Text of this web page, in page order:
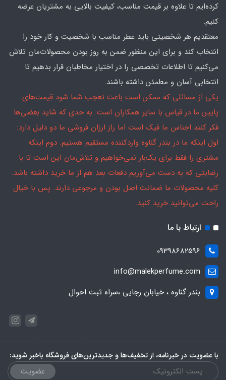
کرده‌ایم تا علاوه بر قیمت مناسب، کیفیت بالایی به مشتریان عرضه
کنیم.
معتقدیم هر شخصیتی باید عطر مناسب با شخصیت و کار خود را
انتخاب کند و برای این منظور ضمن به روز بودن محصولات‌مان تلاش
می‌کنیم تا اطلاعات تخصصی را در اختیار مخاطبان قرار بدهیم تا
انتخابی آسان و مطمئن داشته باشند.
یکی از مسائلی که ممکن است باعث تعجب شما شود قیمت‌های
پایین ما در قیاس با سایر همکاران است. به حدی که شاید بعضی‌ها
فکر کنند اجناس ما فیک است اما راز ارزان فروشی ما دو دلیل دارد:
اول اینکه ما در بندر گناوه واردکننده مستقیم هستیم. دوم اینکه
مشتری را فقط برای یک‌بار نمی‌خواهیم و تلاش‌مان این است تا با
رضایتی که به دست می‌آوریم دفعات بعد هم از ما خرید داشته باشد.
کلیه محصولات ما ضمانت اصل بودن و مرجوعی دارند. پس با خیال
راحت می‌توانید خرید کنید.
ارتباط با ما
09398682596
info@malekperfume.com
بندر گناوه ، خیابان رجایی ،سراه ثبت احوال
با عضویت در خبرنامه، از تخفیف‌ها و جدیدترین‌های فروشگاه باخبر شوید:
عضویت